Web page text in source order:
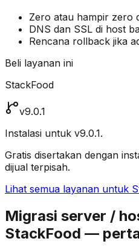
Zero atau hampir zero
DNS dan SSL di host
Rencana rollback jika
Beli layanan ini
StackFood
v9.0.1
Instalasi untuk v9.0.1.
Gratis disertakan dengan
dijual terpisah.
Lihat semua layanan untuk
Migrasi server /
StackFood —